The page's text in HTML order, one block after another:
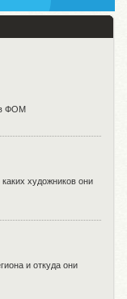
ФОМ
художников они
и откуда они